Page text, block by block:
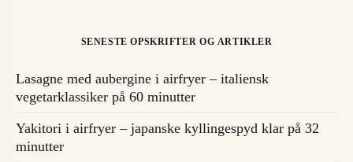
SENESTE OPSKRIFTER OG ARTIKLER
Lasagne med aubergine i airfryer – italiensk
vegetarklassiker på 60 minutter
Yakitori i airfryer – japanske kyllingespyd klar på 32
minutter